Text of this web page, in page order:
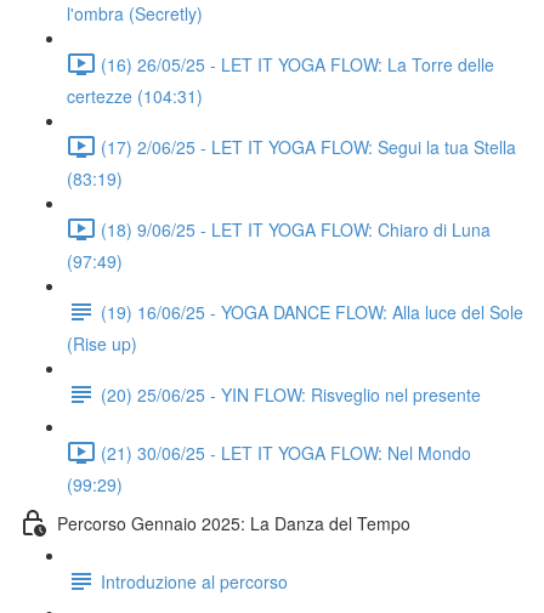
l'ombra (Secretly)
(16) 26/05/25 - LET IT YOGA FLOW: La Torre delle
certezze (104:31)
(17) 2/06/25 - LET IT YOGA FLOW: Segui la tua Stella
(83:19)
(18) 9/06/25 - LET IT YOGA FLOW: Chiaro di Luna
(97:49)
(19) 16/06/25 - YOGA DANCE FLOW: Alla luce del Sole
(Rise up)
(20) 25/06/25 - YIN FLOW: Risveglio nel presente
(21) 30/06/25 - LET IT YOGA FLOW: Nel Mondo
(99:29)
Percorso Gennaio 2025: La Danza del Tempo
Introduzione al percorso